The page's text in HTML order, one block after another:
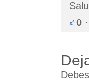
0 ·
Debes